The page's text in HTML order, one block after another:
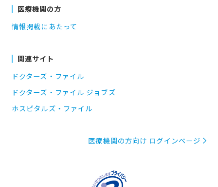
医療機関の方
情報掲載にあたって
関連サイト
ドクターズ・ファイル
ドクターズ・ファイル ジョブズ
ホスピタルズ・ファイル
医療機関の方向け ログインページ